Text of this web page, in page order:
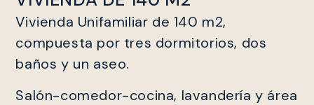
Vivienda Unifamiliar de 140 m2,
compuesta por tres dormitorios, dos
baños y un aseo.
Salón-comedor-cocina, lavandería y área